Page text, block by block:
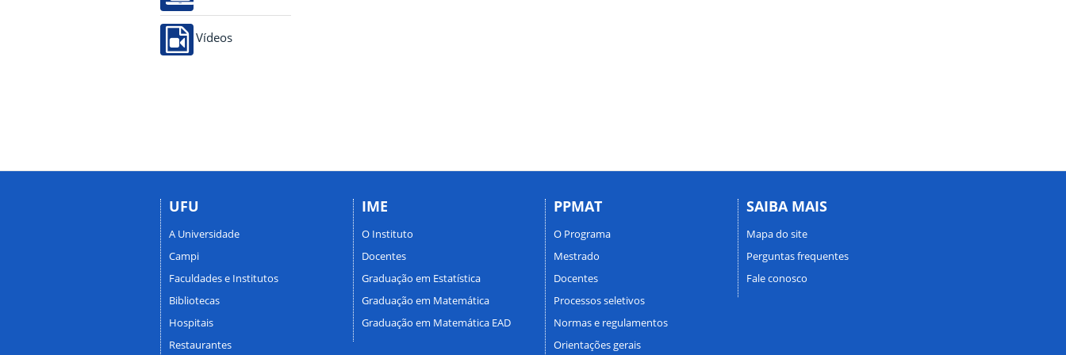
Vídeos
UFU
A Universidade
Campi
Faculdades e Institutos
Bibliotecas
Hospitais
Restaurantes
IME
O Instituto
Docentes
Graduação em Estatística
Graduação em Matemática
Graduação em Matemática EAD
PPMAT
O Programa
Mestrado
Docentes
Processos seletivos
Normas e regulamentos
Orientações gerais
SAIBA MAIS
Mapa do site
Perguntas frequentes
Fale conosco